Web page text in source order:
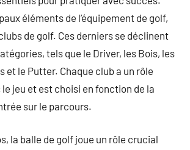
éléments de l’équipement de golf,
de golf. Ces derniers se déclinent
tels que le Driver, les Bois, les
et le Putter. Chaque club a un rôle
jeu et est choisi en fonction de la
sur le parcours.
la balle de golf joue un rôle crucial